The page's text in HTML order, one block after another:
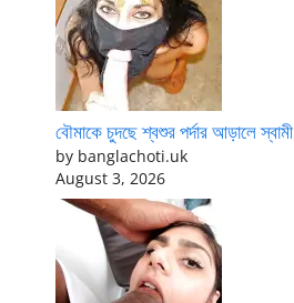
বৌমাকে চুদছে শ্বশুর পর্দার আড়ালে স্বামী
by banglachoti.uk
August 3, 2026